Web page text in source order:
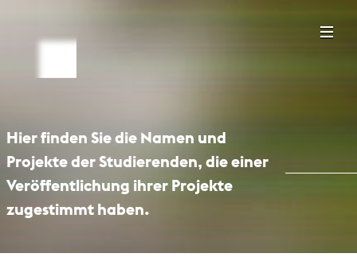
Hier finden Sie die Namen und
Projekte der Studierenden, die einer
Veröffentlichung ihrer Projekte
zugestimmt haben.